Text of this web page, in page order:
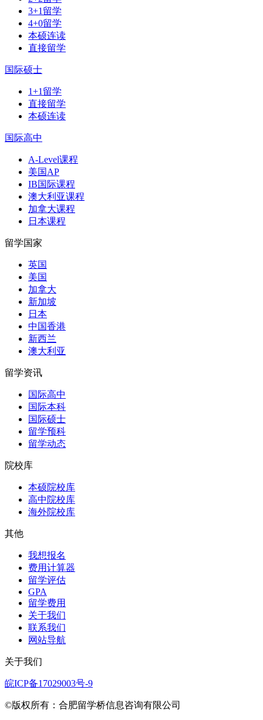
3+1留学
4+0留学
本硕连读
直接留学
国际硕士
1+1留学
直接留学
本硕连读
国际高中
A-Level课程
美国AP
IB国际课程
澳大利亚课程
加拿大课程
日本课程
留学国家
英国
美国
加拿大
新加坡
日本
中国香港
新西兰
澳大利亚
留学资讯
国际高中
国际本科
国际硕士
留学预科
留学动态
院校库
本硕院校库
高中院校库
海外院校库
其他
我想报名
费用计算器
留学评估
GPA
留学费用
关于我们
联系我们
网站导航
关于我们
皖ICP备17029003号-9
©版权所有：合肥留学桥信息咨询有限公司